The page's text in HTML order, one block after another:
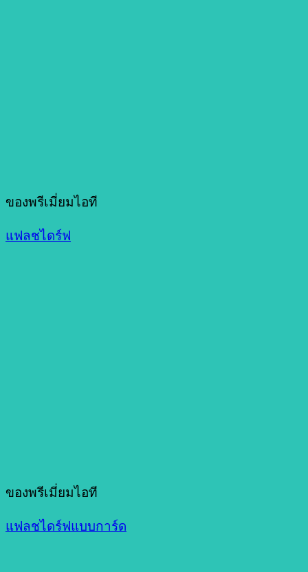
ของพรีเมี่ยมไอที
แฟลชไดร์ฟ
ของพรีเมี่ยมไอที
แฟลชไดร์ฟแบบการ์ด